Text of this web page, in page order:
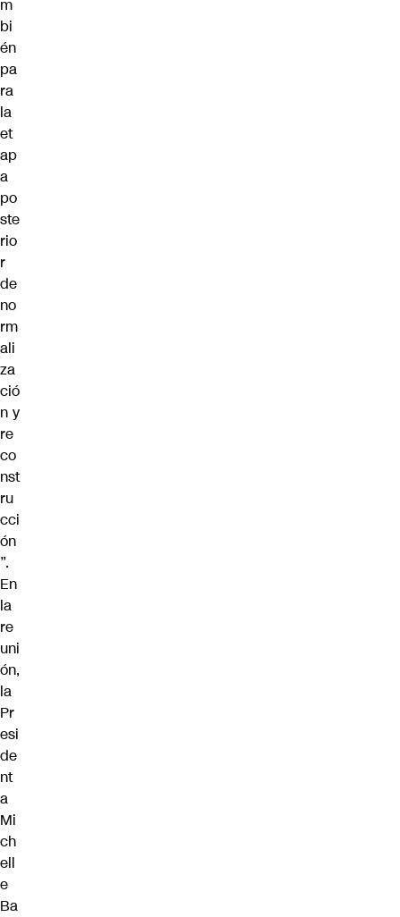
m
bi
én
pa
ra
la
et
ap
a
po
ste
rio
r
de
no
rm
ali
za
ció
n y
re
co
nst
ru
cci
ón
”.
En
la
re
uni
ón,
la
Pr
esi
de
nt
a
Mi
ch
ell
e
Ba